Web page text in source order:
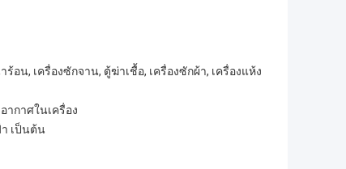
อน, เครื่องซักจาน, ตู้ฆ่าเชื้อ, เครื่องซักผ้า, เครื่องแห้ง
ากาศในเครื่อง
เป็นต้น